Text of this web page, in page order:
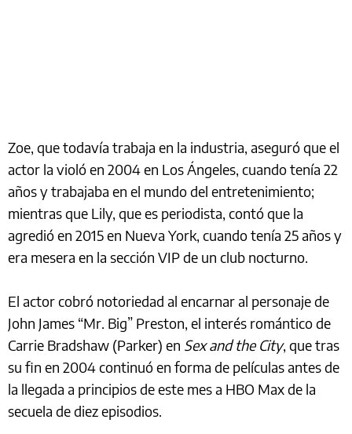
Zoe, que todavía trabaja en la industria, aseguró que el
actor la violó en 2004 en Los Ángeles, cuando tenía 22
años y trabajaba en el mundo del entretenimiento;
mientras que Lily, que es periodista, contó que la
agredió en 2015 en Nueva York, cuando tenía 25 años y
era mesera en la sección VIP de un club nocturno.
El actor cobró notoriedad al encarnar al personaje de
John James “Mr. Big” Preston, el interés romántico de
Carrie Bradshaw (Parker) en Sex and the City, que tras
su fin en 2004 continuó en forma de películas antes de
la llegada a principios de este mes a HBO Max de la
secuela de diez episodios.